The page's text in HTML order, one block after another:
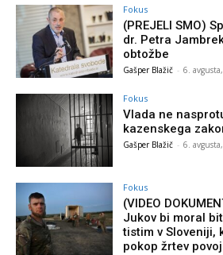
Fokus
(PREJELI SMO)
dr. Petra
obtožbe
Gašper Blažič - 6.
Fokus
Vlada ne
kazenskega
Gašper Blažič - 6.
Fokus
(VIDEO
Jukov bi moral
tistim v Sloveniji,
pokop žrtev